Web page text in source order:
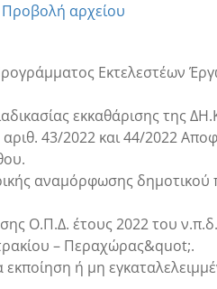
Προβολή αρχείου
Εκτελεστέων
εκκαθάρισης της
43/2022 και 44/2022
αναμόρφωσης
Ο.Π.Δ. έτους 2022 του
– Περαχώρας&quot;.
ή μη